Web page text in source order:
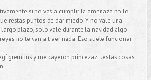
si no vas a cumplir la amenaza no lo
restas puntos de dar miedo. Y no vale una
largo plazo, solo vale durante la navidad algo
no te van a traer nada. Eso suele funcionar.
gremlins y me cayeron princezaz...estas cosas